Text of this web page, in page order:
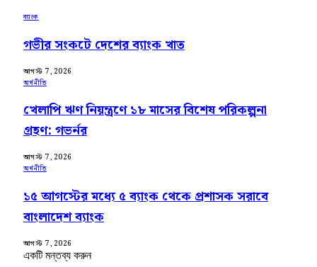
ব্যাংক
গভীর সংকটে দেশের ব্যাংক খাত
আগস্ট 7, 2026
অর্থনীতি
খেলাপি ঋণ নিয়ন্ত্রণে ১৮ মাসের বিশেষ পরিকল্পনা
গ্রহণ: গভর্নর
আগস্ট 7, 2026
অর্থনীতি
১৫ আগস্টের মধ্যে ৫ ব্যাংক থেকে প্রশাসক সরাবে
বাংলাদেশ ব্যাংক
আগস্ট 7, 2026
একটি মন্তব্য করুন